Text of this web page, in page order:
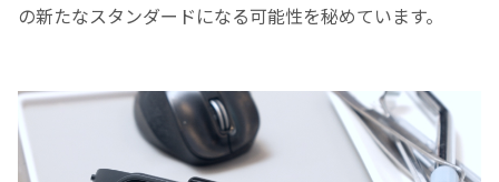
の新たなスタンダードになる可能性を秘めています。